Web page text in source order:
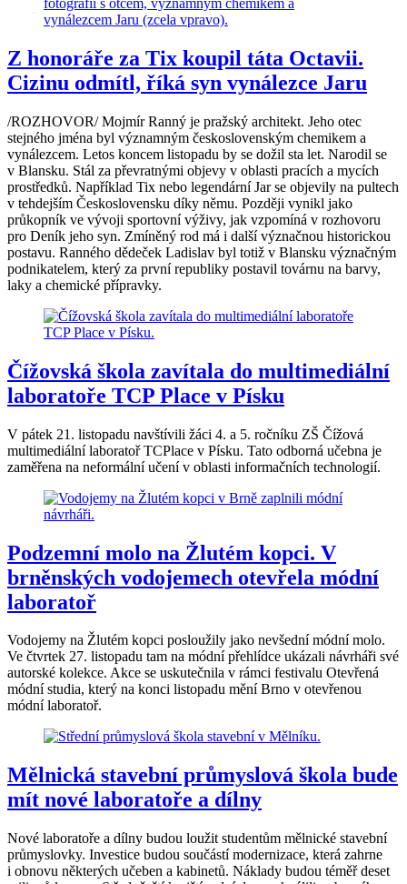
Z honoráře za Tix koupil táta Octavii.
Cizinu odmítl, říká syn vynálezce Jaru
/ROZHOVOR/ Mojmír Ranný je pražský architekt. Jeho otec
stejného jména byl významným československým chemikem a
vynálezcem. Letos koncem listopadu by se dožil sta let. Narodil se
v Blansku. Stál za převratnými objevy v oblasti pracích a mycích
prostředků. Například Tix nebo legendární Jar se objevily na pultech
v tehdejším Československu díky němu. Později vynikl jako
průkopník ve vývoji sportovní výživy, jak vzpomíná v rozhovoru
pro Deník jeho syn. Zmíněný rod má i další význačnou historickou
postavu. Ranného dědeček Ladislav byl totiž v Blansku význačným
podnikatelem, který za první republiky postavil továrnu na barvy,
laky a chemické přípravky.
Čížovská škola zavítala do multimediální
laboratoře TCP Place v Písku
V pátek 21. listopadu navštívili žáci 4. a 5. ročníku ZŠ Čížová
multimediální laboratoř TCPlace v Písku. Tato odborná učebna je
zaměřena na neformální učení v oblasti informačních technologií.
Podzemní molo na Žlutém kopci. V
brněnských vodojemech otevřela módní
laboratoř
Vodojemy na Žlutém kopci posloužily jako nevšední módní molo.
Ve čtvrtek 27. listopadu tam na módní přehlídce ukázali návrháři své
autorské kolekce. Akce se uskutečnila v rámci festivalu Otevřená
módní studia, který na konci listopadu mění Brno v otevřenou
módní laboratoř.
Mělnická stavební průmyslová škola bude
mít nové laboratoře a dílny
Nové laboratoře a dílny budou loužit studentům mělnické stavební
průmyslovky. Investice budou součástí modernizace, která zahrne
i obnovu některých učeben a kabinetů. Náklady budou téměř deset